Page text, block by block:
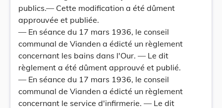
publics.— Cette modification a été dûment
approuvée et publiée.
— En séance du 17 mars 1936, le conseil
communal de Vianden a édicté un règlement
concernant les bains dans l'Our. — Le dit
règlement a été dûment approuvé et publié.
— En séance du 17 mars 1936, le conseil
communal de Vianden a édicté un règlement
concernant le service d'infirmerie. — Le dit